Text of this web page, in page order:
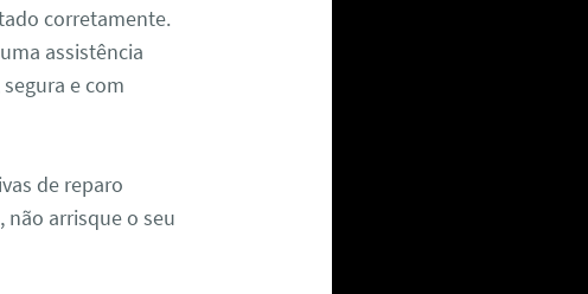
corretamente.
assistência
e com
de reparo
arrisque o seu